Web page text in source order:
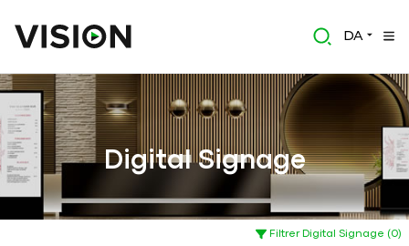
DA
Digital Signage
Filtrer Digital Signage (0)